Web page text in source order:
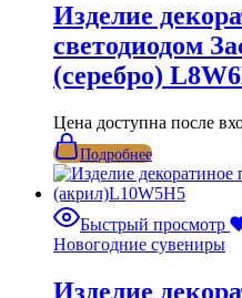
Изделие
светодиодом
(серебро)
Цена доступна после
Подробнее
Быстрый просмотр
Новогодние сувениры
Изделие